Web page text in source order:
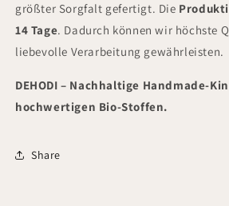
größter Sorgfalt gefertigt. Die
14 Tage. Dadurch können wir höchste
liebevolle Verarbeitung gewährleisten.
DEHODI – Nachhaltige Handmade-
hochwertigen Bio-Stoffen.
Share